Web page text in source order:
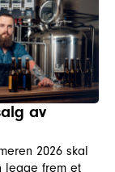
av
2026 skal
legge frem et